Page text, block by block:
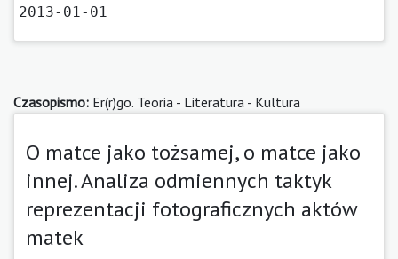
2013-01-01
Czasopismo: Er(r)go. Teoria - Literatura - Kultura
O matce jako tożsamej, o matce jako
innej. Analiza odmiennych taktyk
reprezentacji fotograficznych aktów
matek